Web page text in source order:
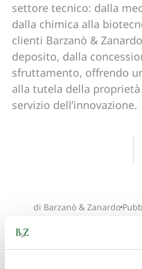
settore tecnico: dalla
dalla chimica alla
clienti Barzanò &
deposito, dalla
sfruttamento, offrendo
alla tutela della
servizio dell’innovazione.
di Barzanò & Zanardo